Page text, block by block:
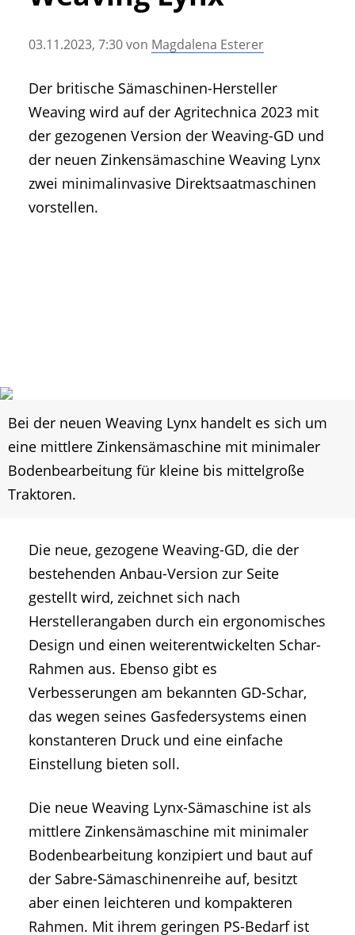
• Geschichte und Geschichten
• Messen und Veranstaltungen
• Agritechnica Neuheiten Archiv
• Artikel nach Hersteller/Marke
03.11.2023, 7:30von Magdalena Esterer
Der britische Sämaschinen-Hersteller
Weaving wird auf der Agritechnica 2023 mit
der gezogenen Version der Weaving-GD und
der neuen Zinkensämaschine Weaving Lynx
zwei minimalinvasive Direktsaatmaschinen
vorstellen.
Bei der neuen Weaving Lynx handelt es sich um
eine mittlere Zinkensämaschine mit minimaler
Bodenbearbeitung für kleine bis mittelgroße
Traktoren.
Die neue, gezogene Weaving-GD, die der
bestehenden Anbau-Version zur Seite
gestellt wird, zeichnet sich nach
Herstellerangaben durch ein ergonomisches
Design und einen weiterentwickelten Schar-
Rahmen aus. Ebenso gibt es
Verbesserungen am bekannten GD-Schar,
das wegen seines Gasfedersystems einen
konstanteren Druck und eine einfache
Einstellung bieten soll.
Die neue Weaving Lynx-Sämaschine ist als
mittlere Zinkensämaschine mit minimaler
Bodenbearbeitung konzipiert und baut auf
der Sabre-Sämaschinenreihe auf, besitzt
aber einen leichteren und kompakteren
Rahmen. Mit ihrem geringen PS-Bedarf ist